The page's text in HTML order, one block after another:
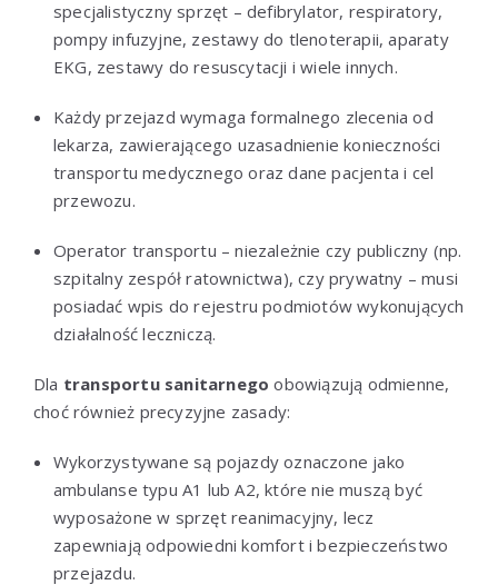
specjalistyczny sprzęt – defibrylator, respiratory,
pompy infuzyjne, zestawy do tlenoterapii, aparaty
EKG, zestawy do resuscytacji i wiele innych.
Każdy przejazd wymaga formalnego zlecenia od
lekarza, zawierającego uzasadnienie konieczności
transportu medycznego oraz dane pacjenta i cel
przewozu.
Operator transportu – niezależnie czy publiczny (np.
szpitalny zespół ratownictwa), czy prywatny – musi
posiadać wpis do rejestru podmiotów wykonujących
działalność leczniczą.
Dla transportu sanitarnego obowiązują odmienne,
choć również precyzyjne zasady:
Wykorzystywane są pojazdy oznaczone jako
ambulanse typu A1 lub A2, które nie muszą być
wyposażone w sprzęt reanimacyjny, lecz
zapewniają odpowiedni komfort i bezpieczeństwo
przejazdu.